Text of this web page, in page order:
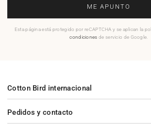
ME APUNTO
Esta página está protegido por reCAPTCHA y se aplican la
condiciones de servicio de Google.
Pedidos y contacto
Cotton Bird internacional